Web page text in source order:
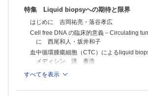
特集 Liquid biopsyへの期待と限界
はじめに 吉岡祐亮・落谷孝広
Cell free DNA の臨床的意義－Circulating
に 西尾和人・坂井和子
血中循環腫瘍細胞（CTC）によるliquid
メディシン 洪 泰浩
miRNA によるliquid biopsy 松﨑潤太郎
二
すべてを表示